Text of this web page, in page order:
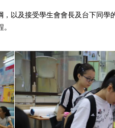
以及接受學生會會長及台下同學